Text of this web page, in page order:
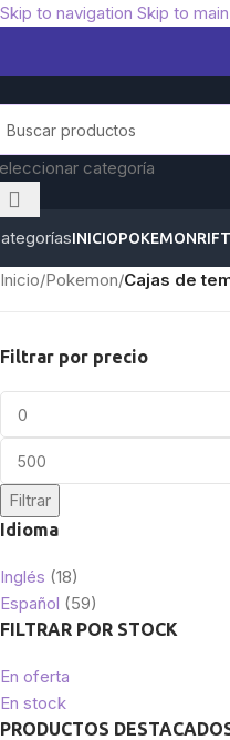
Skip to navigation Skip to
categoría
INICIOPOKEMON
Inicio/Pokemon/Cajas de
Filtrar por precio
Filtrar
Idioma
Inglés (18)
Español (59)
FILTRAR POR STOCK
En oferta
En stock
PRODUCTOS